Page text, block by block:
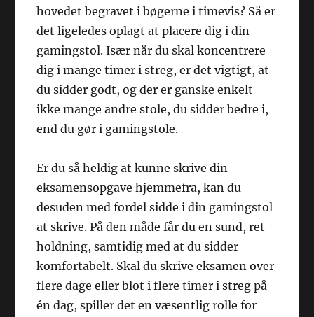
hovedet begravet i bøgerne i timevis? Så er
det ligeledes oplagt at placere dig i din
gamingstol. Især når du skal koncentrere
dig i mange timer i streg, er det vigtigt, at
du sidder godt, og der er ganske enkelt
ikke mange andre stole, du sidder bedre i,
end du gør i gamingstole.
Er du så heldig at kunne skrive din
eksamensopgave hjemmefra, kan du
desuden med fordel sidde i din gamingstol
at skrive. På den måde får du en sund, ret
holdning, samtidig med at du sidder
komfortabelt. Skal du skrive eksamen over
flere dage eller blot i flere timer i streg på
én dag, spiller det en væsentlig rolle for